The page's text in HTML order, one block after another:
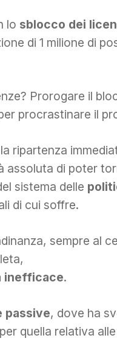
lo sblocco dei
di 1 milione di
Prorogare il
procrastinare il
ripartenza
di poter
sistema delle
di cui soffre.
sempre al
inefficace.
passive, dove ha
quella relativa alle